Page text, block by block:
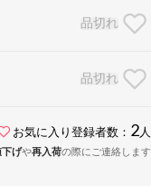
品切れ
品切れ
お気に入り登録者数： 2 人
下げや再入荷の際にご連絡します